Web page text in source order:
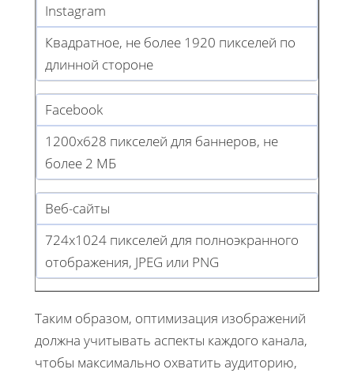
Instagram
Квадратное, не более 1920 пикселей по
длинной стороне
Facebook
1200x628 пикселей для баннеров, не
более 2 МБ
Веб-сайты
724x1024 пикселей для полноэкранного
отображения, JPEG или PNG
Таким образом, оптимизация изображений
должна учитывать аспекты каждого канала,
чтобы максимально охватить аудиторию,